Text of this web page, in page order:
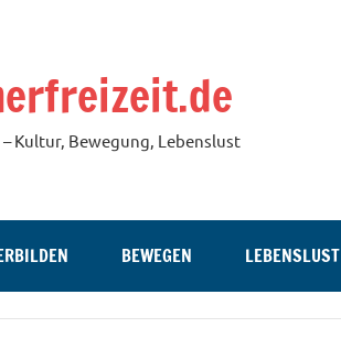
Kultur, Bewegung, Lebenslust
BEWEGEN LEBENSLUST